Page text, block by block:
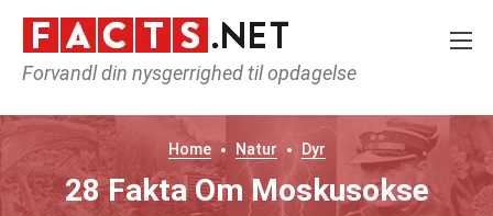
Forvandl din nysgerrighed til opdagelse
Home Natur Dyr
28 Fakta Om Moskusokse